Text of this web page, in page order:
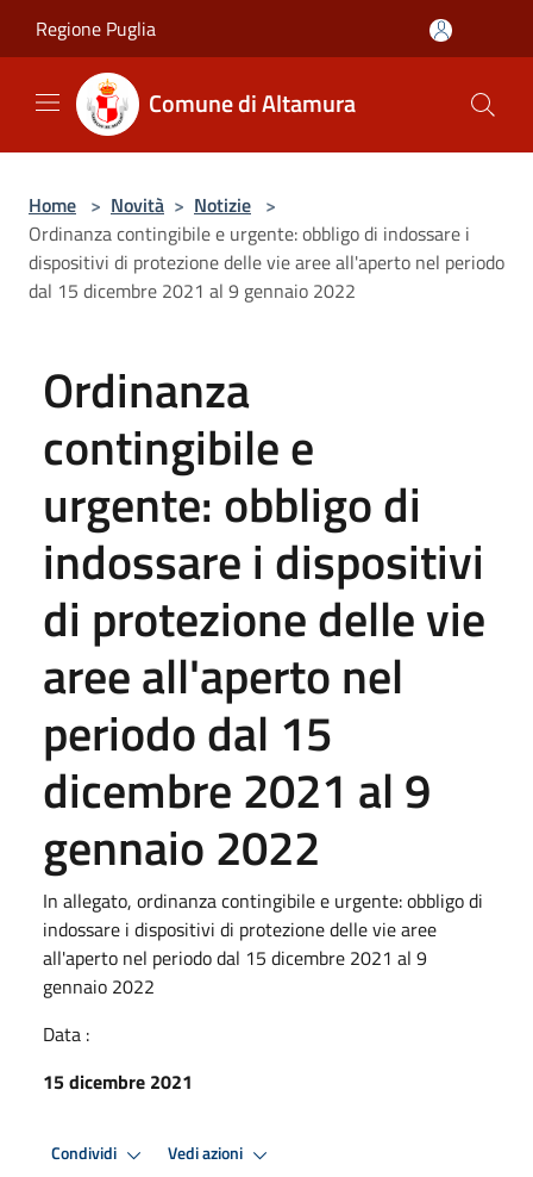
Regione Puglia
Comune di Altamura
Home > Novità > Notizie >
Ordinanza contingibile e urgente: obbligo di indossare i
dispositivi di protezione delle vie aree all'aperto nel periodo
dal 15 dicembre 2021 al 9 gennaio 2022
Ordinanza
contingibile e
urgente: obbligo di
indossare i dispositivi
di protezione delle vie
aree all'aperto nel
periodo dal 15
dicembre 2021 al 9
gennaio 2022
In allegato, ordinanza contingibile e urgente: obbligo di
indossare i dispositivi di protezione delle vie aree
all'aperto nel periodo dal 15 dicembre 2021 al 9
gennaio 2022
Data :
15 dicembre 2021
Condividi Vedi azioni